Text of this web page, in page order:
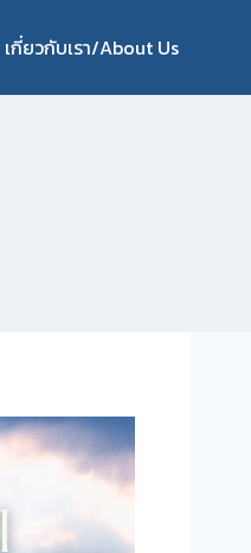
เกี่ยวกับเรา/About Us